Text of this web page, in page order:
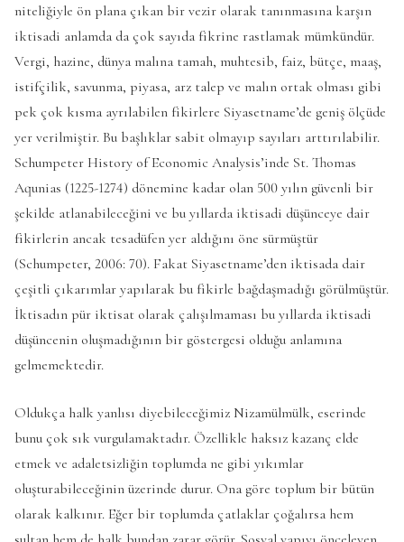
niteliğiyle ön plana çıkan bir vezir olarak tanınmasına karşın
iktisadi anlamda da çok sayıda fikrine rastlamak mümkündür.
Vergi, hazine, dünya malına tamah, muhtesib, faiz, bütçe, maaş,
istifçilik, savunma, piyasa, arz talep ve malın ortak olması gibi
pek çok kısma ayrılabilen fikirlere Siyasetname’de geniş ölçüde
yer verilmiştir. Bu başlıklar sabit olmayıp sayıları arttırılabilir.
Schumpeter History of Economic Analysis’inde St. Thomas
Aqunias (1225-1274) dönemine kadar olan 500 yılın güvenli bir
şekilde atlanabileceğini ve bu yıllarda iktisadi düşünceye dair
fikirlerin ancak tesadüfen yer aldığını öne sürmüştür
(Schumpeter, 2006: 70). Fakat Siyasetname’den iktisada dair
çeşitli çıkarımlar yapılarak bu fikirle bağdaşmadığı görülmüştür.
İktisadın pür iktisat olarak çalışılmaması bu yıllarda iktisadi
düşüncenin oluşmadığının bir göstergesi olduğu anlamına
gelmemektedir.
Oldukça halk yanlısı diyebileceğimiz Nizamülmülk, eserinde
bunu çok sık vurgulamaktadır. Özellikle haksız kazanç elde
etmek ve adaletsizliğin toplumda ne gibi yıkımlar
oluşturabileceğinin üzerinde durur. Ona göre toplum bir bütün
olarak kalkınır. Eğer bir toplumda çatlaklar çoğalırsa hem